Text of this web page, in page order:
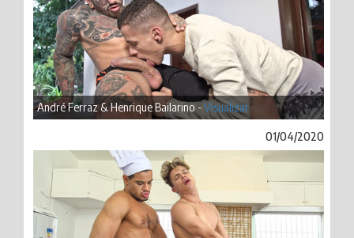
André Ferraz & Henrique Bailarino -Visualizar
01/04/2020